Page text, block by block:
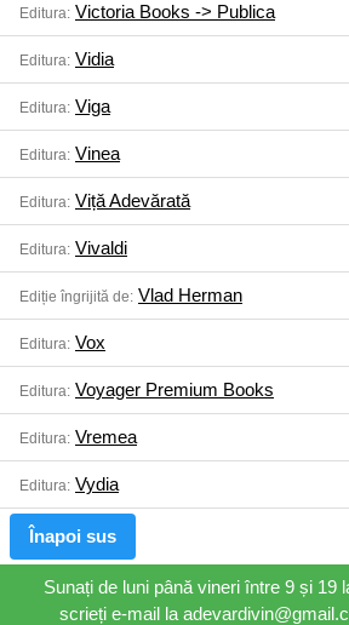
Editura: Victoria Books -> Publica
Editura: Vidia
Editura: Viga
Editura: Vinea
Editura: Viță Adevărată
Editura: Vivaldi
Ediție îngrijită de: Vlad Herman
Editura: Vox
Editura: Voyager Premium Books
Editura: Vremea
Editura: Vydia
Înapoi sus
Sunați de luni până vineri între 9 și 19
scrieți e-mail la